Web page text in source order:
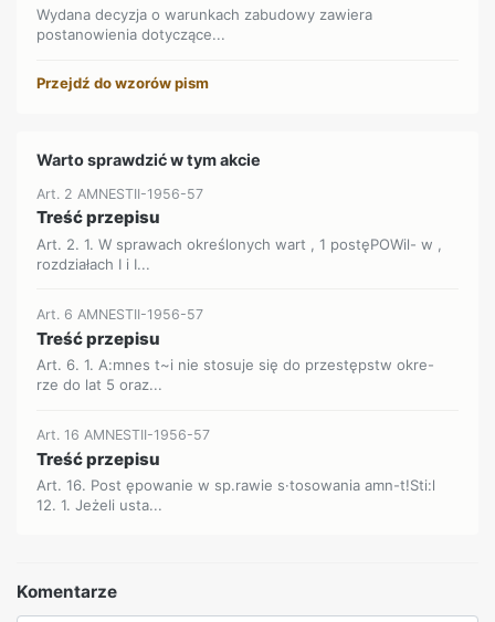
Wydana decyzja o warunkach zabudowy zawiera
postanowienia dotyczące...
Przejdź do wzorów pism
Warto sprawdzić w tym akcie
Art. 2 AMNESTII-1956-57
Treść przepisu
Art. 2. 1. W sprawach określonych wart , 1 postęPOWil- w ,
rozdziałach I i I...
Art. 6 AMNESTII-1956-57
Treść przepisu
Art. 6. 1. A:mnes t~i nie stosuje się do przestępstw okre-
rze do lat 5 oraz...
Art. 16 AMNESTII-1956-57
Treść przepisu
Art. 16. Post ępowanie w sp.rawie s·tosowania amn-t!Sti:l
12. 1. Jeżeli usta...
Komentarze